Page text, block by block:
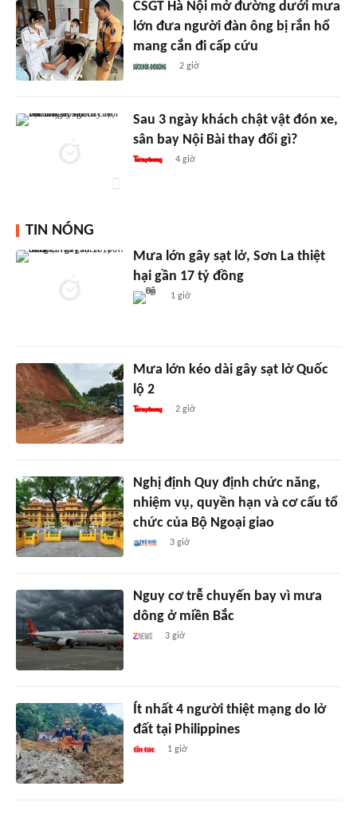
CSGT Hà Nội mở đường dưới mưa
lớn đưa người đàn ông bị rắn hổ
mang cắn đi cấp cứu
2 giờ
Sau 3 ngày khách chật vật đón xe,
sân bay Nội Bài thay đổi gì?
4 giờ
TIN NÓNG
Mưa lớn gây sạt lở, Sơn La thiệt
hại gần 17 tỷ đồng
1 giờ
Mưa lớn kéo dài gây sạt lở Quốc
lộ 2
2 giờ
Nghị định Quy định chức năng,
nhiệm vụ, quyền hạn và cơ cấu tổ
chức của Bộ Ngoại giao
3 giờ
Nguy cơ trễ chuyến bay vì mưa
dông ở miền Bắc
3 giờ
Ít nhất 4 người thiệt mạng do lở
đất tại Philippines
1 giờ